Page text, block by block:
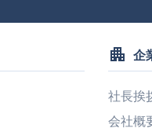
apartment 企
社長挨
会社概